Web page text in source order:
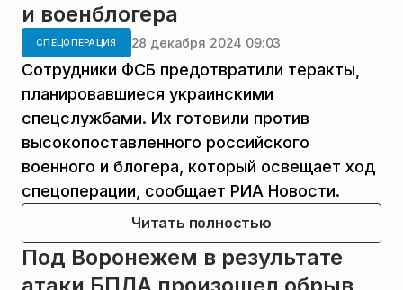
и военблогера
СПЕЦОПЕРАЦИЯ 28 декабря 2024 09:03
Сотрудники ФСБ предотвратили теракты,
планировавшиеся украинскими
спецслужбами. Их готовили против
высокопоставленного российского
военного и блогера, который освещает ход
спецоперации, сообщает РИА Новости.
Читать полностью
Под Воронежем в результате